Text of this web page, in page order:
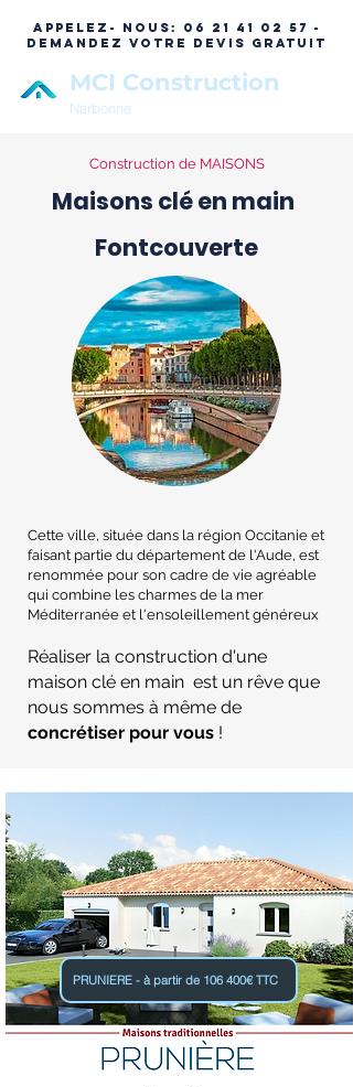
APPELEZ- NOUS:
06 21 41 02 57 -
DEMANDEZ VOTRE DEVIS GRATUIT
MCI Construction
Narbonne
Construction de MAISONS
Maisons clé en main
Fontcouverte
Cette ville, située dans la région Occitanie et
faisant partie du département de l'Aude, est
renommée pour son cadre de vie agréable
qui combine les charmes de la mer
Méditerranée et l'ensoleillement généreux
Réaliser la construction d'une
maison clé en main est un rêve que
nous sommes à même de
concrétiser pour vous !
PRUNIERE - à partir de 106 400€ TTC